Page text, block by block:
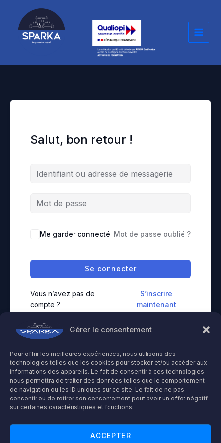
Gérer le consentement
Pour offrir les meilleures expériences, nous utilisons des
technologies telles que les cookies pour stocker et/ou accéder aux
informations des appareils. Le fait de consentir à ces technologies
nous permettra de traiter des données telles que le comportement
de navigation ou les ID uniques sur ce site. Le fait de ne pas
consentir ou de retirer son consentement peut avoir un effet négatif
sur certaines caractéristiques et fonctions.
ACCEPTER
contenu
Salut, bon retour !
Me garder connecté Mot de passe oublié ?
Se connecter
Vous n’avez pas de
compte ?
S’inscrire
maintenant
Droit d'auteur © 2026 plateforme-formation-sparka
Accessibilité : partiellement conforme
Déclaration de confidentialité et de protection de données